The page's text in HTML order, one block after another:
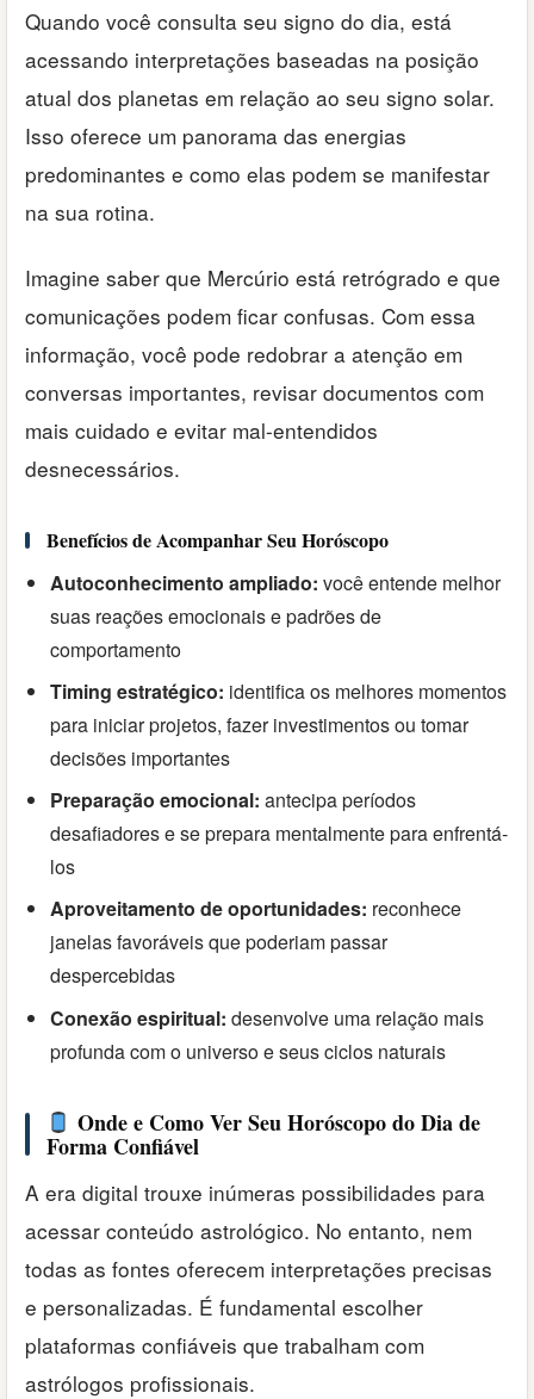
Quando você consulta seu signo do dia, está
acessando interpretações baseadas na posição
atual dos planetas em relação ao seu signo solar.
Isso oferece um panorama das energias
predominantes e como elas podem se manifestar
na sua rotina.
Imagine saber que Mercúrio está retrógrado e que
comunicações podem ficar confusas. Com essa
informação, você pode redobrar a atenção em
conversas importantes, revisar documentos com
mais cuidado e evitar mal-entendidos
desnecessários.
Benefícios de Acompanhar Seu Horóscopo
Autoconhecimento ampliado: você entende melhor
suas reações emocionais e padrões de
comportamento
Timing estratégico: identifica os melhores momentos
para iniciar projetos, fazer investimentos ou tomar
decisões importantes
Preparação emocional: antecipa períodos
desafiadores e se prepara mentalmente para enfrentá-
los
Aproveitamento de oportunidades: reconhece
janelas favoráveis que poderiam passar
despercebidas
Conexão espiritual: desenvolve uma relação mais
profunda com o universo e seus ciclos naturais
Onde e Como Ver Seu Horóscopo do Dia de
Forma Confiável
A era digital trouxe inúmeras possibilidades para
acessar conteúdo astrológico. No entanto, nem
todas as fontes oferecem interpretações precisas
e personalizadas. É fundamental escolher
plataformas confiáveis que trabalham com
astrólogos profissionais.